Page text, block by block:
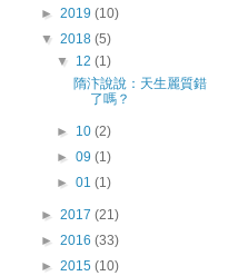
► 2019 (10)
▼ 2018 (5)
▼ 12(1)
隋汴說說：天生麗質錯
了嗎？
► 10(2)
►09(1)
►01(1)
► 2017 (21)
► 2016 (33)
► 2015 (10)